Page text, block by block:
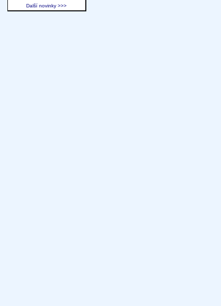
Další novinky >>>